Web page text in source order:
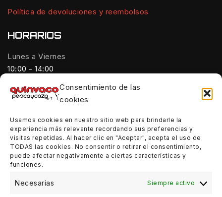
Consentimiento de las
cookies
Usamos cookies en nuestro sitio web para brindarle la
experiencia más relevante recordando sus preferencias y
visitas repetidas. Al hacer clic en "Aceptar", acepta el uso de
TODAS las cookies. No consentir o retirar el consentimiento,
puede afectar negativamente a ciertas características y
funciones.
Necesarias Siempre activo
Política de devoluciones y reembolsos
HORARIOS
Lunes a Viernes
10:00 - 14:00
Tardes:
18:00 - 21:00
Sábados:
10:00 - 14:00
Domingos:
Cerrado